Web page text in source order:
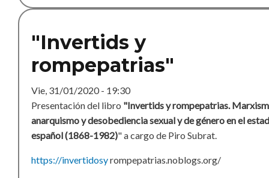
"Invertids y
rompepatrias"
Vie, 31/01/2020 - 19:30
Presentación del libro "Invertids y rompepatrias.
anarquismo y desobediencia sexual y de género en el
español (1868-1982)" a cargo de Piro Subrat.
https://invertidosyrompepatrias.noblogs.org/